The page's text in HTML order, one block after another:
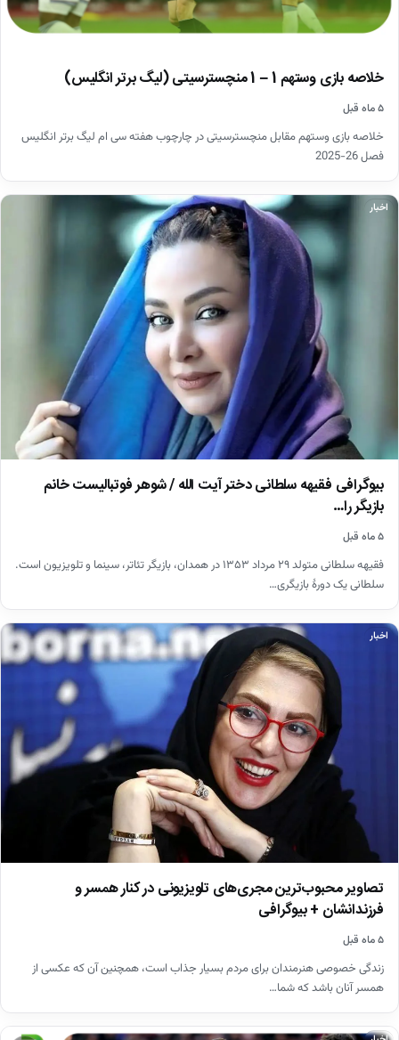
خلاصه بازی وستهم 1 – 1 منچسترسیتی (لیگ برتر انگلیس)
۵ ماه قبل
خلاصه بازی وستهم مقابل منچسترسیتی در چارچوب هفته سی ام لیگ برتر انگلیس
فصل 26-2025
اخبار
بیوگرافی فقیهه سلطانی دختر آیت الله / شوهر فوتبالیست خانم
بازیگر را…
۵ ماه قبل
فقیهه سلطانی متولد ۲۹ مرداد ۱۳۵۳ در همدان، بازیگر تئاتر، سینما و تلویزیون است.
سلطانی یک دورهٔ بازیگری…
اخبار
تصاویر محبوب‌ترین مجری‌های تلویزیونی در کنار همسر و
فرزندانشان + بیوگرافی
۵ ماه قبل
زندگی خصوصی هنرمندان برای مردم بسیار جذاب است، همچنین آن که عکسی از
همسر آنان باشد که شما…